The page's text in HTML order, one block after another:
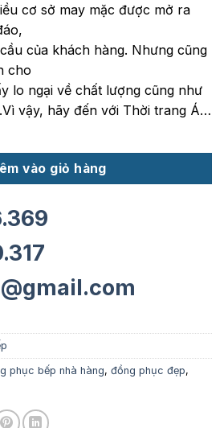
cơ sở may mặc được mở ra
của khách hàng. Nhưng cũng
cho
lo ngại về chất lượng cũng như
vậy, hãy đến với Thời trang Á…
lượng
vào giỏ hàng
phục bếp nhà hàng, đồng phục đẹp,